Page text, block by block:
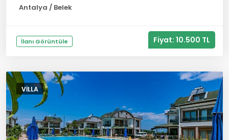
Antalya / Belek
İlanı Görüntüle Fiyat: 10.500 TL
VILLA